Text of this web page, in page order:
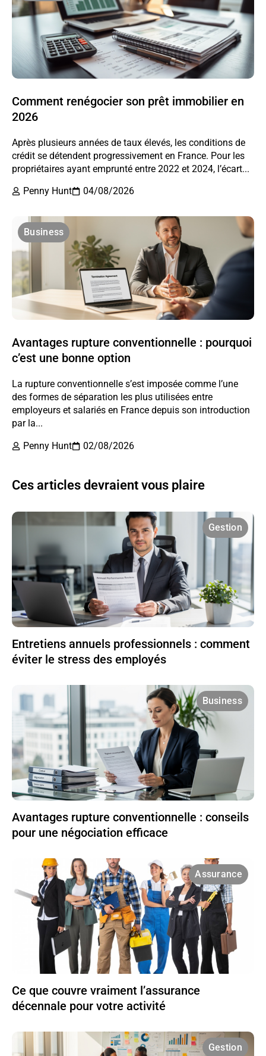
Comment renégocier son prêt immobilier en
2026
Après plusieurs années de taux élevés, les conditions de
crédit se détendent progressivement en France. Pour les
propriétaires ayant emprunté entre 2022 et 2024, l’écart...
Penny Hunt
04/08/2026
Business
Avantages rupture conventionnelle : pourquoi
c’est une bonne option
La rupture conventionnelle s’est imposée comme l’une
des formes de séparation les plus utilisées entre
employeurs et salariés en France depuis son introduction
par la...
Penny Hunt
02/08/2026
Ces articles devraient vous plaire
Gestion
Entretiens annuels professionnels : comment
éviter le stress des employés
Business
Avantages rupture conventionnelle : conseils
pour une négociation efficace
Assurance
Ce que couvre vraiment l’assurance
décennale pour votre activité
Gestion